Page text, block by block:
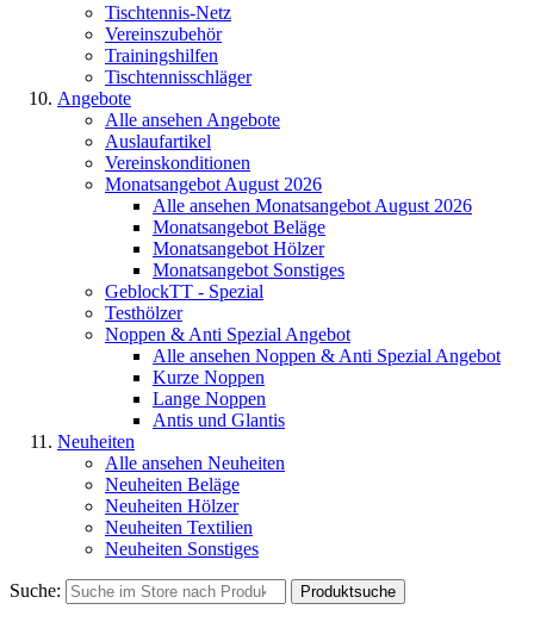
Tischtennis-Netz
Vereinszubehör
Trainingshilfen
Tischtennisschläger
Angebote
Alle ansehen Angebote
Auslaufartikel
Vereinskonditionen
Monatsangebot August 2026
Alle ansehen Monatsangebot August 2026
Monatsangebot Beläge
Monatsangebot Hölzer
Monatsangebot Sonstiges
GeblockTT - Spezial
Testhölzer
Noppen & Anti Spezial Angebot
Alle ansehen Noppen & Anti Spezial Angebot
Kurze Noppen
Lange Noppen
Antis und Glantis
Neuheiten
Alle ansehen Neuheiten
Neuheiten Beläge
Neuheiten Hölzer
Neuheiten Textilien
Neuheiten Sonstiges
Suche: Produktsuche